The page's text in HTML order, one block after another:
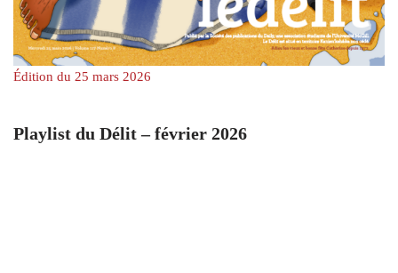
Édition du 25 mars 2026
Playlist du Délit – février 2026